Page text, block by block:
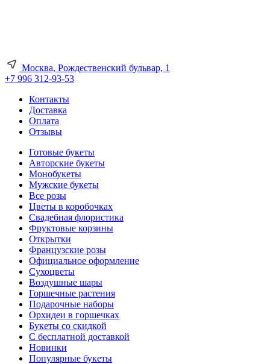
Москва, Рождественский бульвар, 1
+7 996 312-93-53
Контакты
Доставка
Оплата
Отзывы
Готовые букеты
Авторские букеты
Монобукеты
Мужские букеты
Все розы
Цветы в коробочках
Свадебная флористика
Фруктовые корзины
Открытки
Французские розы
Официальное оформление
Сухоцветы
Воздушные шары
Горшечные растения
Подарочные наборы
Орхидеи в горшечках
Букеты со скидкой
С бесплатной доставкой
Новинки
Популярные букеты